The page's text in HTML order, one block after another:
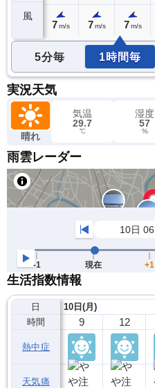
風
7 m/s 7 m/s 7 m/s
5分毎 1時間毎
実況天気
晴れ
気温
29.7
℃
湿度
57
%
雨雲レーダー
生活指数情報
日
時間
熱中症
天気痛
10日(月)
9 12